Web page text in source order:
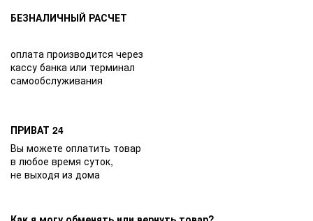
БЕЗНАЛИЧНЫЙ РАСЧЕТ
оплата производится через
кассу банка или терминал
самообслуживания
ПРИВАТ 24
Вы можете оплатить товар
в любое время суток,
не выходя из дома